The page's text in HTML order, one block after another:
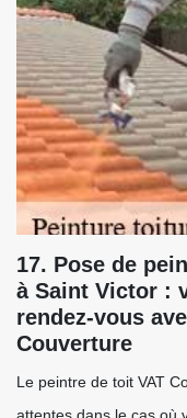
17. Pose de
à Saint Victor :
rendez-vous
Couverture
Le peintre de toit VAT